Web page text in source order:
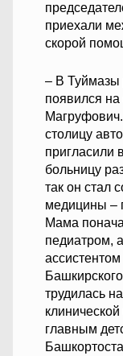
приехали
скорой
– В Туймазы
появился
столицу
пригласили
больницу
так он стал
медицины –
Мама
педиатром,
трудилась
главным